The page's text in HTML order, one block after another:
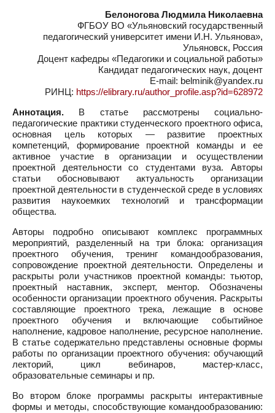
Белоногова Людмила Николаевна
ФГБОУ ВО «Ульяновский государственный
педагогический университет имени И.Н. Ульянова»,
Ульяновск, Россия
Доцент кафедры «Педагогики и социальной работы»
Кандидат педагогических наук, доцент
E-mail: belminik@yandex.ru
РИНЦ: https://elibrary.ru/author_profile.asp?id=628972
Аннотация. В статье рассмотрены социально-
педагогические практики студенческого проектного офиса,
основная цель которых — развитие проектных
компетенций, формирование проектной команды и ее
активное участие в организации и осуществлении
проектной деятельности со студентами вуза. Авторы
статьи обосновывают актуальность организации
проектной деятельности в студенческой среде в условиях
развития наукоемких технологий и трансформации
общества.
Авторы подробно описывают комплекс программных
мероприятий, разделенный на три блока: организация
проектного обучения, тренинг командообразования,
сопровождение проектной деятельности. Определены и
раскрыты роли участников проектной команды: тьютор,
проектный наставник, эксперт, ментор. Обозначены
особенности организации проектного обучения. Раскрыты
составляющие проектного трека, лежащие в основе
проектного обучения и включающие событийное
наполнение, кадровое наполнение, ресурсное наполнение.
В статье содержательно представлены основные формы
работы по организации проектного обучения: обучающий
лекторий, цикл вебинаров, мастер-класс,
образовательные семинары и пр.
Во втором блоке программы раскрыты интерактивные
формы и методы, способствующие командообразованию: